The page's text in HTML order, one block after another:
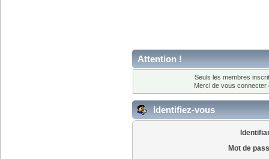
Attention !
Seuls les membres
Merci de vous
Identifiez-vous
Mot de